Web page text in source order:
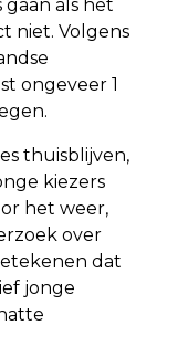
als het
niet. Volgens
ongeveer 1
thuisblijven,
kiezers
het weer,
over
dat
jonge